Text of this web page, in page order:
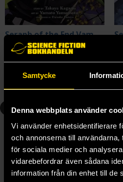
Samtycke
Denna webbplats använder
Vi använder enhetsidentifierare
och annonserna till användarna,
för sociala medier och
vidarebefordrar även sådana
information från din enhet till de
Seraph of the End Vampire Reign Vol 1
Takaya Kagami
139 kr
Beställ
4